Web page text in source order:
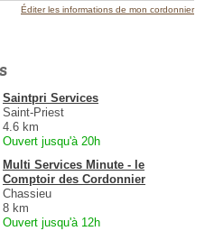
Éditer les informations de mon cordonnier
Saintpri Services
Saint-Priest
4.6 km
Ouvert jusqu'à 20h
Multi Services Minute - le
Comptoir des Cordonnier
Chassieu
8 km
Ouvert jusqu'à 12h